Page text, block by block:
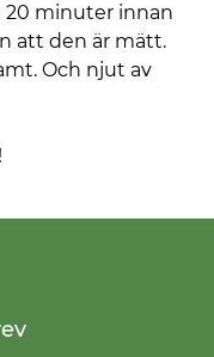
20 minuter innan
att den är mätt.
Och njut av
!